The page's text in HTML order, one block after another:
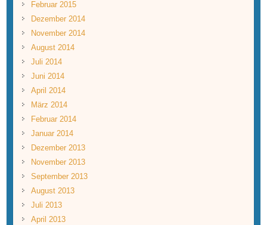
Februar 2015
Dezember 2014
November 2014
August 2014
Juli 2014
Juni 2014
April 2014
März 2014
Februar 2014
Januar 2014
Dezember 2013
November 2013
September 2013
August 2013
Juli 2013
April 2013